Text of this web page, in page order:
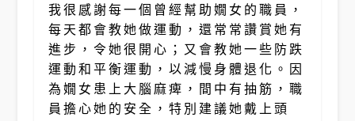
我很感謝每一個曾經幫助嫺女的職員，
每天都會教她做運動，還常常讚賞她有
進步，令她很開心；又會教她一些防跌
運動和平衡運動，以減慢身體退化。因
為嫺女患上大腦麻痺，間中有抽筋，職
員擔心她的安全，特別建議她戴上頭